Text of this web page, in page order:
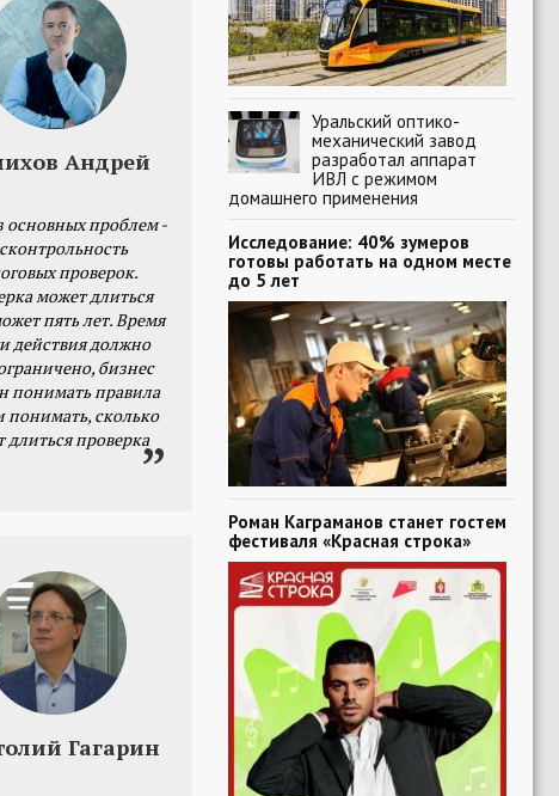
Андрей
основных проблем -
проверок.
может длиться
пять лет. Время
действия должно
бизнес
понимать правила
понимать, сколько
длиться проверка
Гагарин
Уральский оптико-
механический завод
разработал аппарат
ИВЛ с режимом
домашнего применения
Исследование: 40% зумеров
готовы работать на одном месте
до 5 лет
Роман Каграманов станет гостем
фестиваля «Красная строка»